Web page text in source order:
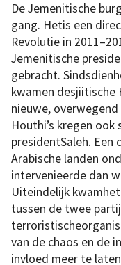
De Jemenitische
gang. Hetis een
Revolutie in
Jemenitische
gebracht.
kwamen desjiitische
nieuwe,
Houthi’s kregen
presidentSaleh. Een
Arabische landen
intervenieerde dan
Uiteindelijk
tussen de twee
van de chaos en de
invloed meer te